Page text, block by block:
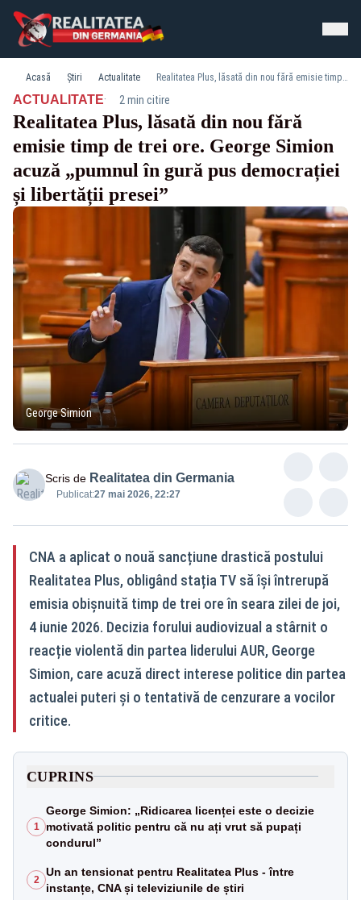
Acasă Știri Actualitate Realitatea Plus, lăsată din nou fără emisie timp de trei ore. George Simion acuză „pumnul în gură pus democrației și libertății presei”
ACTUALITATE· 2 min citire
Realitatea Plus, lăsată din nou fără
emisie timp de trei ore. George Simion
acuză „pumnul în gură pus democrației
și libertății presei”
George Simion
Scris de Realitatea din Germania
Publicat:27 mai 2026, 22:27
CNA a aplicat o nouă sancțiune drastică postului
Realitatea Plus, obligând stația TV să își întrerupă
emisia obișnuită timp de trei ore în seara zilei de joi,
4 iunie 2026. Decizia forului audiovizual a stârnit o
reacție violentă din partea liderului AUR, George
Simion, care acuză direct interese politice din partea
actualei puteri și o tentativă de cenzurare a vocilor
critice.
CUPRINS
1
George Simion: „Ridicarea licenței este o decizie
motivată politic pentru că nu ați vrut să pupați
condurul”
2
Un an tensionat pentru Realitatea Plus - între
instanțe, CNA și televiziunile de știri